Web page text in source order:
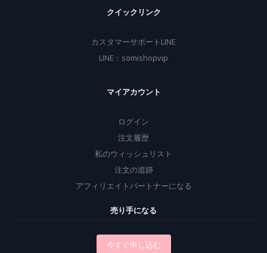
クイックリンク
カスタマーサポートLINE
LINE：somishopvip
マイアカウント
ログイン
注文履歴
私のウィッシュリスト
注文の追跡
アフィリエイトパートナーになる
売り手になる
今すぐ申し込む